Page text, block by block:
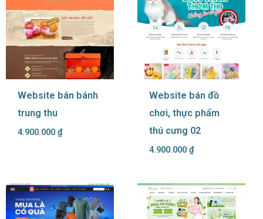
Website bán bánh
trung thu
4.900.000 ₫
Website bán đồ
chơi, thực phẩm
thú cưng 02
4.900.000 ₫